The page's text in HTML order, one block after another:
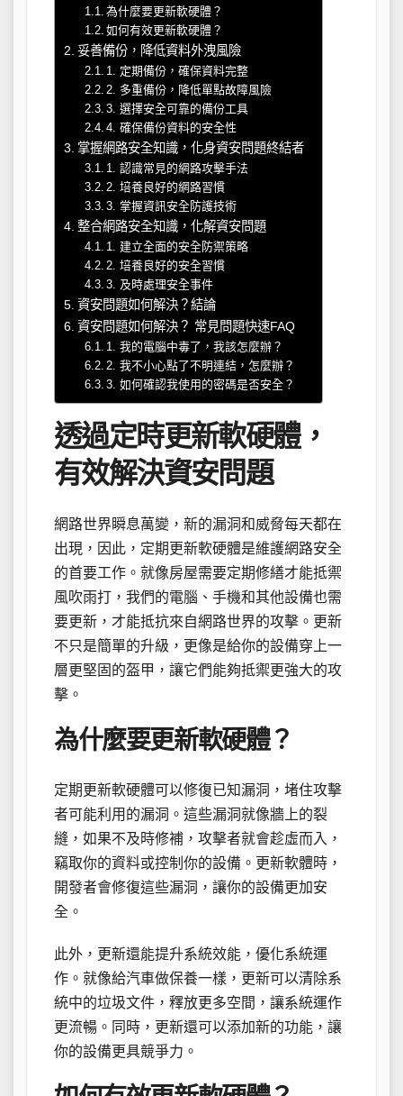
為什麼要更新軟硬體？
如何有效更新軟硬體？
妥善備份，降低資料外洩風險
1. 定期備份，確保資料完整
2. 多重備份，降低單點故障風險
3. 選擇安全可靠的備份工具
4. 確保備份資料的安全性
掌握網路安全知識，化身資安問題終結者
1. 認識常見的網路攻擊手法
2. 培養良好的網路習慣
3. 掌握資訊安全防護技術
整合網路安全知識，化解資安問題
1. 建立全面的安全防禦策略
2. 培養良好的安全習慣
3. 及時處理安全事件
資安問題如何解決？結論
資安問題如何解決？ 常見問題快速FAQ
1. 我的電腦中毒了，我該怎麼辦？
2. 我不小心點了不明連結，怎麼辦？
3. 如何確認我使用的密碼是否安全？
透過定時更新軟硬體，
有效解決資安問題
網路世界瞬息萬變，新的漏洞和威脅每天都在
出現，因此，定期更新軟硬體是維護網路安全
的首要工作。就像房屋需要定期修繕才能抵禦
風吹雨打，我們的電腦、手機和其他設備也需
要更新，才能抵抗來自網路世界的攻擊。更新
不只是簡單的升級，更像是給你的設備穿上一
層更堅固的盔甲，讓它們能夠抵禦更強大的攻
擊。
為什麼要更新軟硬體？
定期更新軟硬體可以修復已知漏洞，堵住攻擊
者可能利用的漏洞。這些漏洞就像牆上的裂
縫，如果不及時修補，攻擊者就會趁虛而入，
竊取你的資料或控制你的設備。更新軟體時，
開發者會修復這些漏洞，讓你的設備更加安
全。
此外，更新還能提升系統效能，優化系統運
作。就像給汽車做保養一樣，更新可以清除系
統中的垃圾文件，釋放更多空間，讓系統運作
更流暢。同時，更新還可以添加新的功能，讓
你的設備更具競爭力。